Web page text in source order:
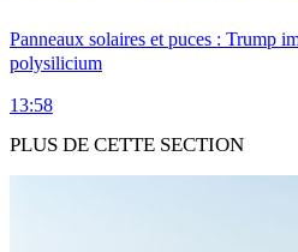
Panneaux solaires et puces : Trump
polysilicium
13:58
PLUS DE CETTE SECTION